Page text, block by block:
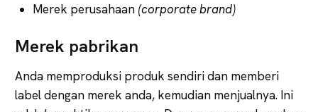
Merek perusahaan (corporate brand)
Merek pabrikan
Anda memproduksi produk sendiri dan memberi
label dengan merek anda, kemudian menjualnya. Ini